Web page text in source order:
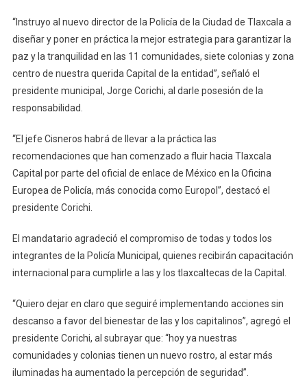
“Instruyo al nuevo director de la Policía de la Ciudad de Tlaxcala a
diseñar y poner en práctica la mejor estrategia para garantizar la
paz y la tranquilidad en las 11 comunidades, siete colonias y zona
centro de nuestra querida Capital de la entidad”, señaló el
presidente municipal, Jorge Corichi, al darle posesión de la
responsabilidad.
“El jefe Cisneros habrá de llevar a la práctica las
recomendaciones que han comenzado a fluir hacia Tlaxcala
Capital por parte del oficial de enlace de México en la Oficina
Europea de Policía, más conocida como Europol”, destacó el
presidente Corichi.
El mandatario agradeció el compromiso de todas y todos los
integrantes de la Policía Municipal, quienes recibirán capacitación
internacional para cumplirle a las y los tlaxcaltecas de la Capital.
“Quiero dejar en claro que seguiré implementando acciones sin
descanso a favor del bienestar de las y los capitalinos”, agregó el
presidente Corichi, al subrayar que: “hoy ya nuestras
comunidades y colonias tienen un nuevo rostro, al estar más
iluminadas ha aumentado la percepción de seguridad”.